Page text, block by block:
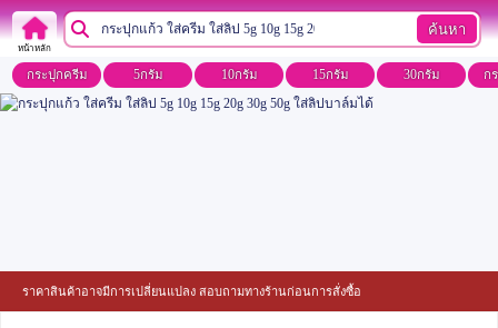
หน้าหลัก
ค้นหา
กระปุกครีม 5กรัม 10กรัม 15กรัม 30กรัม ก
ราคาสินค้าอาจมีการเปลี่ยนแปลง สอบถามทางร้านก่อนการสั่งซื้อ